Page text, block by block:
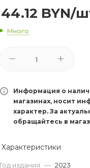
44.12 BYN/
Много
Информация о
магазинах, носит
характер. За
обращайтесь в
Характеристики
Год издания — 2023